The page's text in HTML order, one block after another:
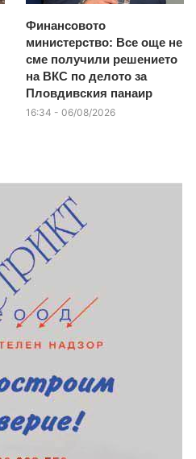
Финансовото
министерство: Все още не
сме получили решението
на ВКС по делото за
Пловдивския панаир
16:34 - 06/08/2026